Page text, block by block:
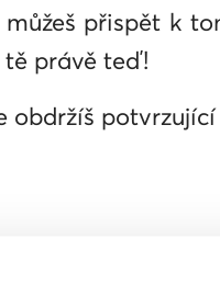
přispět k
právě teď!